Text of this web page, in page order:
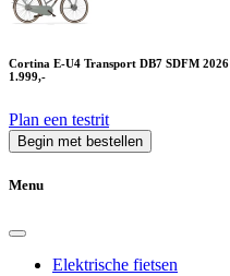
Cortina E-U4 Transport DB7 SDFM 2026
1.999,-
Plan een testrit
Begin met bestellen
Menu
Elektrische fietsen